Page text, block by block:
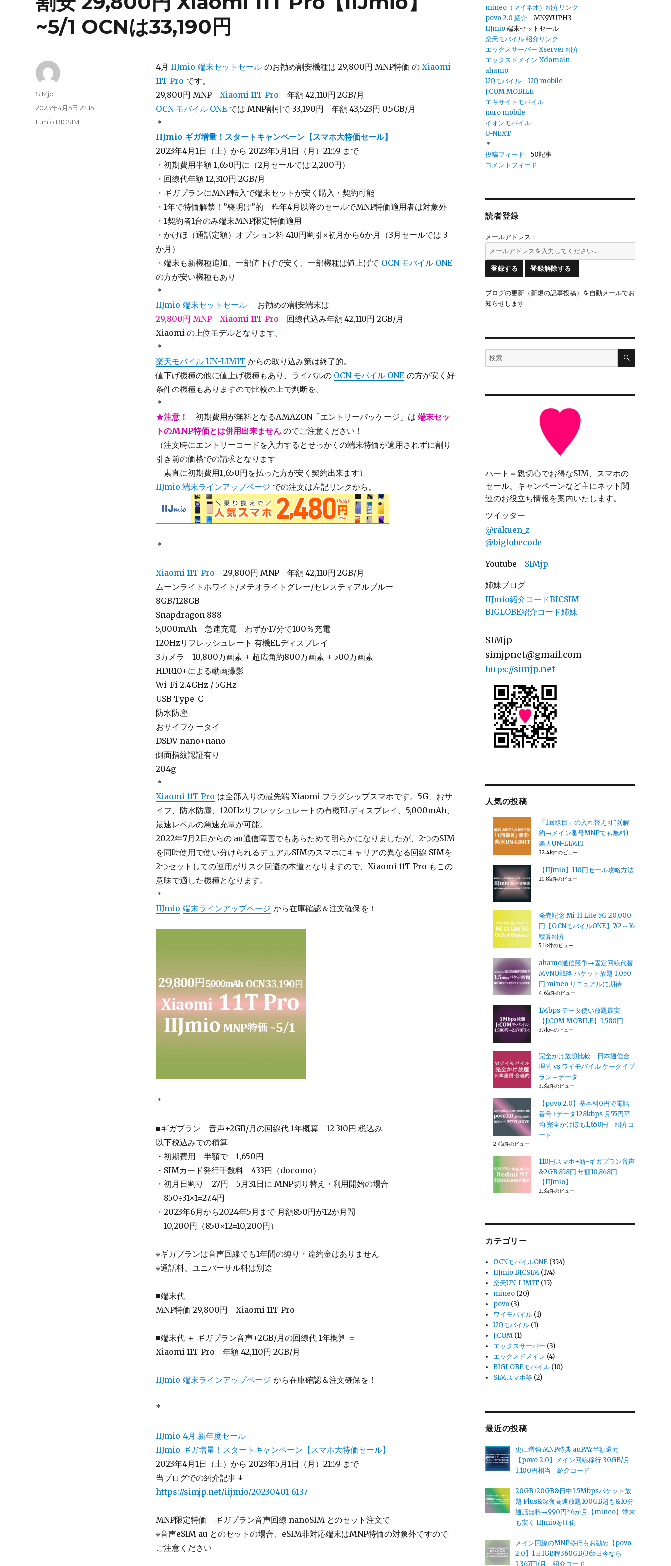
~5/1 OCNは33,190円
4月 IIJmio 端末セットセール のお勧め割安機種は 29,800円 MNP特価 の Xiaomi
11T Pro です。
29,800円 MNP Xiaomi 11T Pro 年額 42,110円 2GB/月
OCN モバイル ONE では MNP割引で 33,190円 年額 43,523円 0.5GB/月
＊
IIJmio ギガ増量！スタートキャンペーン【スマホ大特価セール】
2023年4月1日（土）から 2023年5月1日（月）21:59 まで
・初期費用半額 1,650円に（2月セールでは 2,200円）
・回線代年額 12,310円 2GB/月
・ギガプランにMNP転入で端末セットが安く購入・契約可能
・1年で特価解禁！”喪明け”的 昨年4月以降のセールでMNP特価適用者は対象外
・1契約者1台のみ端末MNP限定特価適用
・かけほ（通話定額）オプション料 410円割引×初月から6か月（3月セールでは 3
か月）
・端末も新機種追加、一部値下げで安く、一部機種は値上げで OCN モバイル ONE
の方が安い機種もあり
＊
IIJmio 端末セットセール お勧めの割安端末は
29,800円 MNP Xiaomi 11T Pro 回線代込み年額 42,110円 2GB/月
Xiaomi の上位モデルとなります。
＊
楽天モバイル UN-LIMIT からの取り込み策は終了的。
値下げ機種の他に値上げ機種もあり、ライバルの OCN モバイル ONE の方が安く好
条件の機種もありますので比較の上で判断を。
＊
★注意！
初期費用が無料となるAMAZON「エントリーパッケージ」は 端末セッ
トのMNP特価とは併用出来ません のでご注意ください！
（注文時にエントリーコードを入力するとせっかくの端末特価が適用されずに割り
引き前の価格での請求となります
素直に初期費用1,650円を払った方が安く契約出来ます）
IIJmio 端末ラインアップページ での注文は左記リンクから。
＊
Xiaomi 11T Pro 29,800円 MNP 年額 42,110円 2GB/月
ムーンライトホワイト/メテオライトグレー/セレスティアルブルー
8GB/128GB
Snapdragon 888
5,000mAh 急速充電 わずか17分で100％充電
120Hzリフレッシュレート 有機ELディスプレイ
3カメラ 10,800万画素 + 超広角約800万画素 + 500万画素
HDR10+による動画撮影
Wi-Fi 2.4GHz / 5GHz
USB Type-C
防水防塵
おサイフケータイ
DSDV nano+nano
側面指紋認証有り
204g
＊
Xiaomi 11T Pro は全部入りの最先端 Xiaomi フラグシップスマホです。5G、おサ
イフ、防水防塵、120Hzリフレッシュレートの有機ELディスプレイ、5,000mAh、
最速レベルの急速充電が可能。
2022年7月2日からの au通信障害でもあらためて明らかになりましたが、2つのSIM
を同時使用で使い分けられるデュアルSIMのスマホにキャリアの異なる回線 SIMを
2つセットしての運用がリスク回避の本道となりますので、Xiaomi 11T Pro もこの
意味で適した機種となります。
＊
IIJmio 端末ラインアップページ から在庫確認＆注文確保を！
＊
■ギガプラン 音声+2GB/月の回線代 1年概算 12,310円 税込み
以下税込みでの積算
・初期費用 半額で 1,650円
・SIMカード発行手数料 433円（docomo）
・初月日割り 27円 5月31日に MNP切り替え・利用開始の場合
850÷31×1=27.4円
・2023年6月から2024年5月まで 月額850円が12か月間
10,200円（850×12=10,200円）
※ギガプランは音声回線でも1年間の縛り・違約金はありません
※通話料、ユニバーサル料は別途
■端末代
MNP特価 29,800円 Xiaomi 11T Pro
■端末代 ＋ ギガプラン音声+2GB/月の回線代 1年概算 ＝
Xiaomi 11T Pro 年額 42,110円 2GB/月
IIJmio 端末ラインアップページ から在庫確認＆注文確保を！
*
IIJmio 4月 新年度セール
IIJmio ギガ増量！スタートキャンペーン【スマホ大特価セール】
2023年4月1日（土）から 2023年5月1日（月）21:59 まで
当ブログでの紹介記事 ↓
https://simjp.net/iijmio/20230401-6137
MNP限定特価 ギガプラン音声回線 nanoSIM とのセット注文で
※音声eSIM au とのセットの場合、eSIM非対応端末はMNP特価の対象外ですので
ご注意ください
投
稿
SIMjp
投
稿
2023年4月5日 22:15
カ
IIJmio BICSIM
mineo（マイネオ）紹介リンク
povo 2.0 紹介 MN9YUPH3
IIJmio端末セットセール
楽天モバイル 紹介リンク
エックスサーバー Xserver 紹介
エックスドメイン Xdomain
ahamo
UQモバイル
UQ mobile
J:COM MOBILE
エキサイトモバイル
nuro mobile
イオンモバイル
U-NEXT
＊
投稿フィード 50記事
コメントフィード
読者登録
メールアドレス：
ブログの更新（新規の記事投稿）を自動メールでお
知らせします
検
索:
検
ハート＝親切心でお得なSIM、スマホの
セール、キャンペーンなど主にネット関
連のお役立ち情報を案内いたします。
ツイッター
@rakuen_z
@biglobecode
Youtube SIMjp
姉妹ブログ
IIJmio紹介コードBICSIM
BIGLOBE紹介コード姉妹
SIMjp
simjpnet@gmail.com
https://simjp.net
人気の投稿
「1回線目」の入れ替え可能(解
約→メイン番号MNPでも無料)
楽天UN-LIMIT
32.4k件のビュー
【IIJmio】110円セール攻略方法
21.8k件のビュー
発売記念 Mi 11 Lite 5G 20,000
円【OCNモバイルONE】7/2～16
積算紹介
5.1k件のビュー
ahamo通信競争→固定回線代替
MVNO戦略 パケット放題 1,050
円 mineo リニュアルに期待
4.6k件のビュー
1Mbps データ使い放題最安
【J:COM MOBILE】1,580円
3.7k件のビュー
完全かけ放題比較 日本通信合
理的 vs ワイモバイル ケータイプ
ラン＋データ
3.3k件のビュー
【povo 2.0】基本料0円で電話
番号+データ128kbps 月55円平
均 完全かけほも1,650円 紹介コ
ード
2.4k件のビュー
110円スマホ+新-ギガプラン音声
&2GB 858円 年額10,868円
【IIJmio】
2.3k件のビュー
カテゴリー
OCNモバイルONE (354)
IIJmio BICSIM (174)
楽天UN-LIMIT (15)
mineo (20)
povo (3)
ワイモバイル (1)
UQモバイル (1)
J:COM (1)
エックスサーバー (3)
エックスドメイン (4)
BIGLOBEモバイル (10)
SIMスマホ等 (2)
最近の投稿
更に増強 MNP特典 auPAY半額還元
【povo 2.0】メイン回線移行 30GB/月
1,100円相当 紹介コード
20GB+20GB&日中1.5Mbpsパケット放
題 Plus&深夜高速放題100GB超も&10分
通話無料→990円*6か月【mineo】端末
も安く IIJmioを圧倒
メイン回線のMNP移行もお勧め【povo
2.0】1日1GB程360GB/365日今なら
1,367円/月 紹介コード